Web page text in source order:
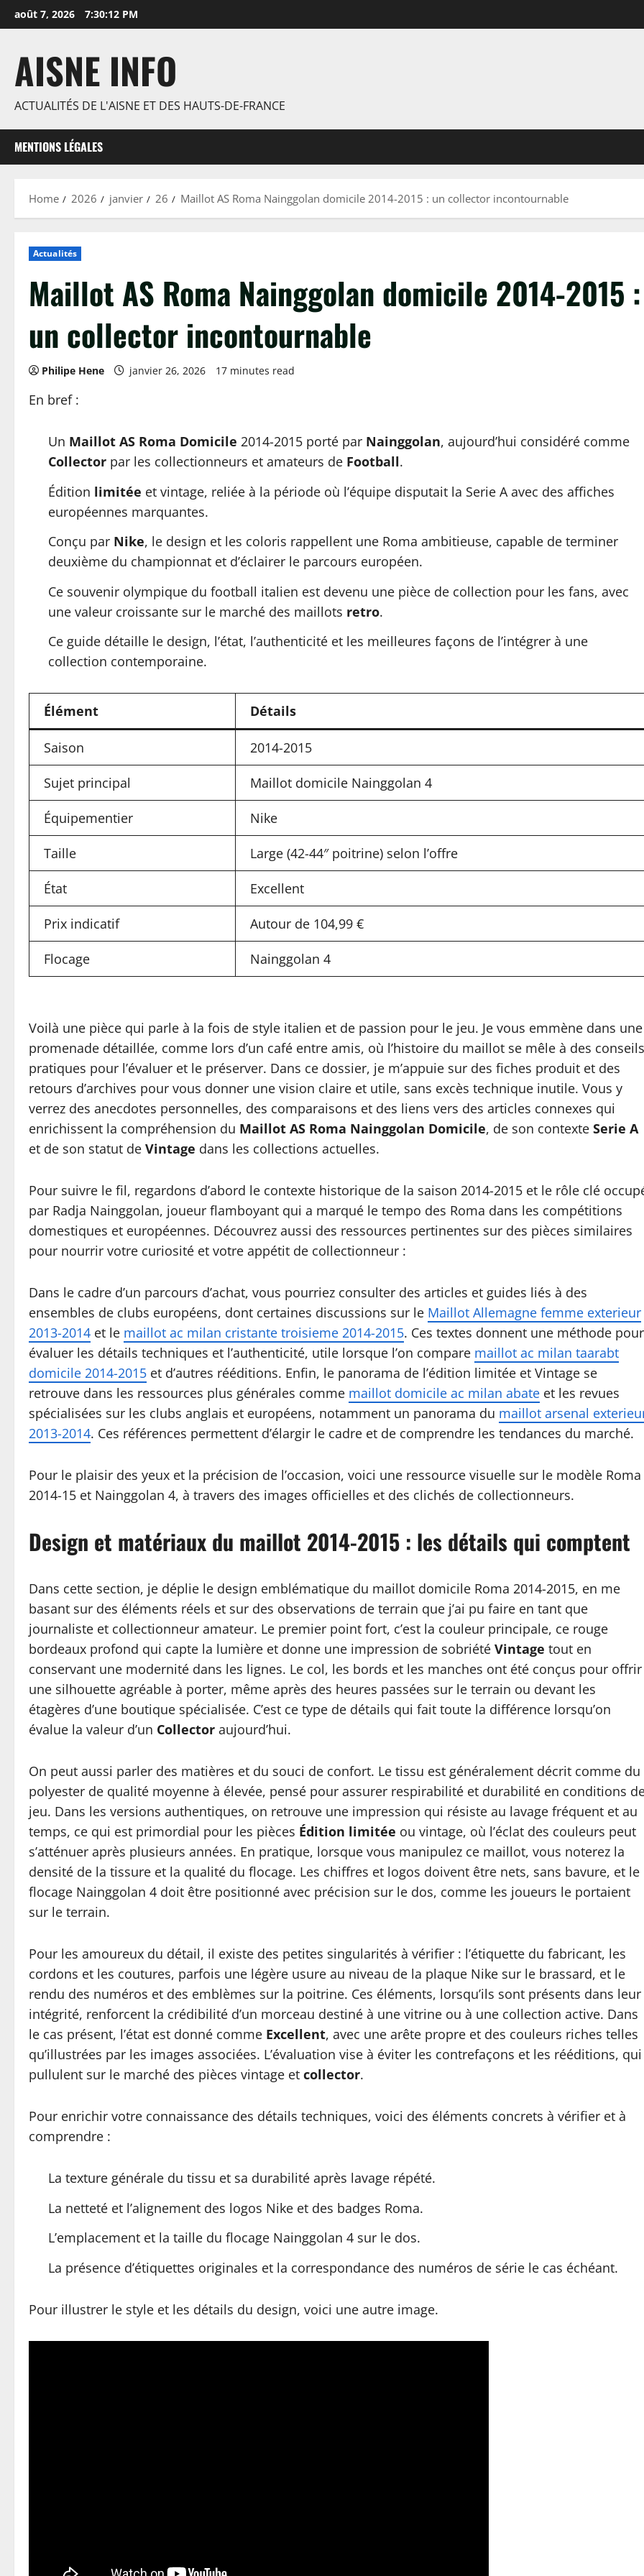
to
août 7, 2026 7:30:13 PM
AISNE INFO
ACTUALITÉS DE L'AISNE ET DES HAUTS-DE-FRANCE
MENTIONS LÉGALES
Home 2026 janvier 26 Maillot AS Roma Nainggolan domicile 2014-2015 : un collector incontournable
Actualités
Maillot AS Roma Nainggolan domicile 2014-2015 :
un collector incontournable
Philipe Hene janvier 26, 2026 17 minutes read
En bref :
Un Maillot AS Roma Domicile 2014-2015 porté par Nainggolan, aujourd’hui considéré comme
Collector par les collectionneurs et amateurs de Football.
Édition limitée et vintage, reliée à la période où l’équipe disputait la Serie A avec des affiches
européennes marquantes.
Conçu par Nike, le design et les coloris rappellent une Roma ambitieuse, capable de terminer
deuxième du championnat et d’éclairer le parcours européen.
Ce souvenir olympique du football italien est devenu une pièce de collection pour les fans, avec
une valeur croissante sur le marché des maillots retro.
Ce guide détaille le design, l’état, l’authenticité et les meilleures façons de l’intégrer à une
collection contemporaine.
Élément Détails
Saison 2014-2015
Sujet principal Maillot domicile Nainggolan 4
Équipementier Nike
Taille Large (42-44″ poitrine) selon l’offre
État Excellent
Prix indicatif Autour de 104,99 €
Flocage Nainggolan 4
Voilà une pièce qui parle à la fois de style italien et de passion pour le jeu. Je vous emmène dans une
promenade détaillée, comme lors d’un café entre amis, où l’histoire du maillot se mêle à des conseils
pratiques pour l’évaluer et le préserver. Dans ce dossier, je m’appuie sur des fiches produit et des
retours d’archives pour vous donner une vision claire et utile, sans excès technique inutile. Vous y
verrez des anecdotes personnelles, des comparaisons et des liens vers des articles connexes qui
enrichissent la compréhension du Maillot AS Roma Nainggolan Domicile, de son contexte Serie A
et de son statut de Vintage dans les collections actuelles.
Pour suivre le fil, regardons d’abord le contexte historique de la saison 2014-2015 et le rôle clé
par Radja Nainggolan, joueur flamboyant qui a marqué le tempo des Roma dans les compétitions
domestiques et européennes. Découvrez aussi des ressources pertinentes sur des pièces similaires
pour nourrir votre curiosité et votre appétit de collectionneur :
Dans le cadre d’un parcours d’achat, vous pourriez consulter des articles et guides liés à des
ensembles de clubs européens, dont certaines discussions sur le Maillot Allemagne femme exterieur
2013-2014 et le maillot ac milan cristante troisieme 2014-2015. Ces textes donnent une méthode pour
évaluer les détails techniques et l’authenticité, utile lorsque l’on compare maillot ac milan taarabt
domicile 2014-2015 et d’autres rééditions. Enfin, le panorama de l’édition limitée et Vintage se
retrouve dans les ressources plus générales comme maillot domicile ac milan abate et les revues
spécialisées sur les clubs anglais et européens, notamment un panorama du maillot arsenal
2013-2014. Ces références permettent d’élargir le cadre et de comprendre les tendances du marché.
Pour le plaisir des yeux et la précision de l’occasion, voici une ressource visuelle sur le modèle Roma
2014-15 et Nainggolan 4, à travers des images officielles et des clichés de collectionneurs.
Design et matériaux du maillot 2014-2015 : les détails qui comptent
Dans cette section, je déplie le design emblématique du maillot domicile Roma 2014-2015, en me
basant sur des éléments réels et sur des observations de terrain que j’ai pu faire en tant que
journaliste et collectionneur amateur. Le premier point fort, c’est la couleur principale, ce rouge
bordeaux profond qui capte la lumière et donne une impression de sobriété Vintage tout en
conservant une modernité dans les lignes. Le col, les bords et les manches ont été conçus pour offrir
une silhouette agréable à porter, même après des heures passées sur le terrain ou devant les
étagères d’une boutique spécialisée. C’est ce type de détails qui fait toute la différence lorsqu’on
évalue la valeur d’un Collector aujourd’hui.
On peut aussi parler des matières et du souci de confort. Le tissu est généralement décrit comme du
polyester de qualité moyenne à élevée, pensé pour assurer respirabilité et durabilité en conditions
jeu. Dans les versions authentiques, on retrouve une impression qui résiste au lavage fréquent et au
temps, ce qui est primordial pour les pièces Édition limitée ou vintage, où l’éclat des couleurs peut
s’atténuer après plusieurs années. En pratique, lorsque vous manipulez ce maillot, vous noterez la
densité de la tissure et la qualité du flocage. Les chiffres et logos doivent être nets, sans bavure, et le
flocage Nainggolan 4 doit être positionné avec précision sur le dos, comme les joueurs le portaient
sur le terrain.
Pour les amoureux du détail, il existe des petites singularités à vérifier : l’étiquette du fabricant, les
cordons et les coutures, parfois une légère usure au niveau de la plaque Nike sur le brassard, et le
rendu des numéros et des emblèmes sur la poitrine. Ces éléments, lorsqu’ils sont présents dans leur
intégrité, renforcent la crédibilité d’un morceau destiné à une vitrine ou à une collection active. Dans
le cas présent, l’état est donné comme Excellent, avec une arête propre et des couleurs riches telles
qu’illustrées par les images associées. L’évaluation vise à éviter les contrefaçons et les rééditions, qui
pullulent sur le marché des pièces vintage et collector.
Pour enrichir votre connaissance des détails techniques, voici des éléments concrets à vérifier et à
comprendre :
La texture générale du tissu et sa durabilité après lavage répété.
La netteté et l’alignement des logos Nike et des badges Roma.
L’emplacement et la taille du flocage Nainggolan 4 sur le dos.
La présence d’étiquettes originales et la correspondance des numéros de série le cas échéant.
Pour illustrer le style et les détails du design, voici une autre image.